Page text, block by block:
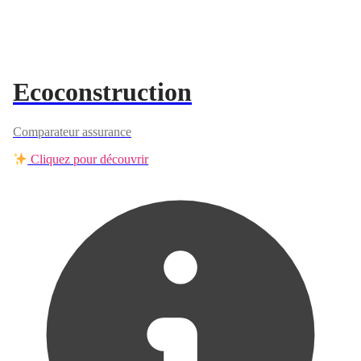
Ecoconstruction
Comparateur assurance
Cliquez pour découvrir